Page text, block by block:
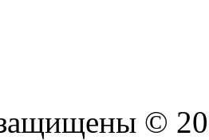
защищены ©